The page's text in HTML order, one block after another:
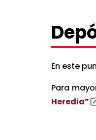
En este
Para
Heredia”